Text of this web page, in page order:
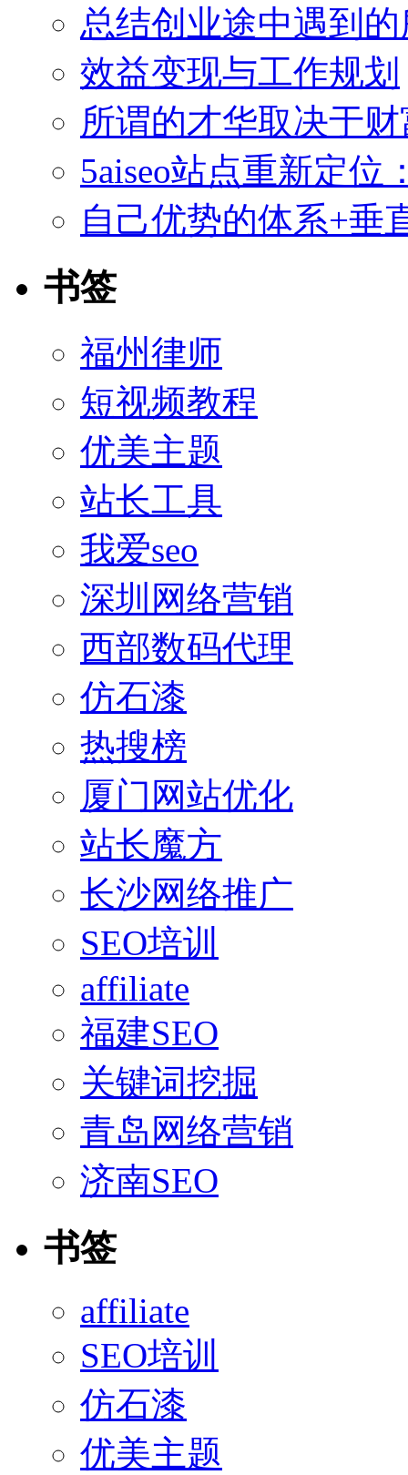
总结创业途中遇到
效益变现与工作规划
所谓的才华取决于
5aiseo站点重新定位
自己优势的体系+垂
书签
福州律师
短视频教程
优美主题
站长工具
我爱seo
深圳网络营销
西部数码代理
仿石漆
热搜榜
厦门网站优化
站长魔方
长沙网络推广
SEO培训
affiliate
福建SEO
关键词挖掘
青岛网络营销
济南SEO
书签
affiliate
SEO培训
仿石漆
优美主题